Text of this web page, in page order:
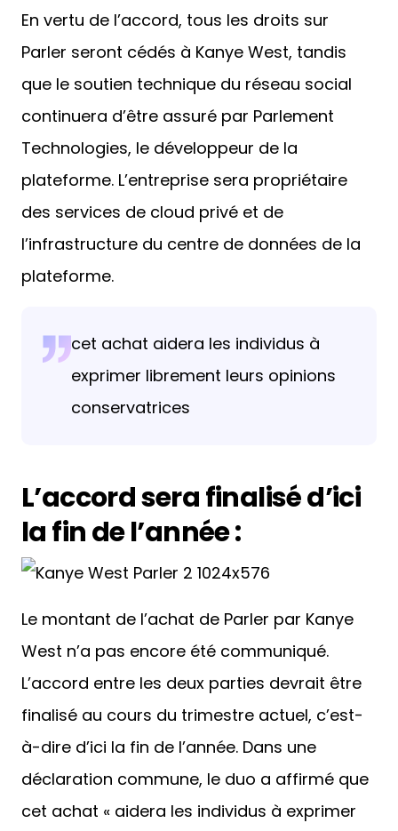
En vertu de l’accord, tous les droits sur
Parler seront cédés à Kanye West, tandis
que le soutien technique du réseau social
continuera d’être assuré par Parlement
Technologies, le développeur de la
plateforme. L’entreprise sera propriétaire
des services de cloud privé et de
l’infrastructure du centre de données de la
plateforme.
cet achat aidera les individus à
exprimer librement leurs opinions
conservatrices
L’accord sera finalisé d’ici
la fin de l’année :
Le montant de l’achat de Parler par Kanye
West n’a pas encore été communiqué.
L’accord entre les deux parties devrait être
finalisé au cours du trimestre actuel, c’est-
à-dire d’ici la fin de l’année. Dans une
déclaration commune, le duo a affirmé que
cet achat « aidera les individus à exprimer